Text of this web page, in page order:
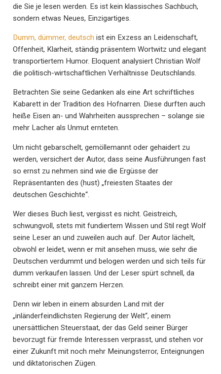
die Sie je lesen werden. Es ist kein klassisches Sachbuch,
sondern etwas Neues, Einzigartiges.
Dumm, dümmer, deutsch ist ein Exzess an Leidenschaft,
Offenheit, Klarheit, ständig präsentem Wortwitz und elegant
transportiertem Humor. Eloquent analysiert Christian Wolf
die politisch-wirtschaftlichen Verhältnisse Deutschlands.
Betrachten Sie seine Gedanken als eine Art schriftliches
Kabarett in der Tradition des Hofnarren. Diese durften auch
heiße Eisen an- und Wahrheiten aussprechen – solange sie
mehr Lacher als Unmut ernteten.
Um nicht gebarschelt, gemöllemannt oder gehaidert zu
werden, versichert der Autor, dass seine Ausführungen fast
so ernst zu nehmen sind wie die Ergüsse der
Repräsentanten des (hust) „freiesten Staates der
deutschen Geschichte“.
Wer dieses Buch liest, vergisst es nicht. Geistreich,
schwungvoll, stets mit fundiertem Wissen und Stil regt Wolf
seine Leser an und zuweilen auch auf. Der Autor lächelt,
obwohl er leidet, wenn er mit ansehen muss, wie sehr die
Deutschen verdummt und belogen werden und sich teils für
dumm verkaufen lassen. Und der Leser spürt schnell, da
schreibt einer mit ganzem Herzen.
Denn wir leben in einem absurden Land mit der
„inländerfeindlichsten Regierung der Welt“, einem
unersättlichen Steuerstaat, der das Geld seiner Bürger
bevorzugt für fremde Interessen verprasst, und stehen vor
einer Zukunft mit noch mehr Meinungsterror, Enteignungen
und diktatorischen Zügen.